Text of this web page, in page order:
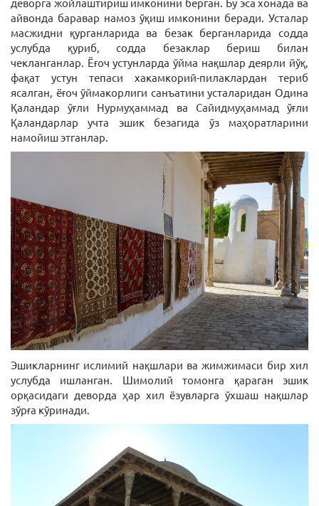
айвонда баравар намоз ўқиш имконини беради. Усталар
масжидни қурганларида ва безак берганларида содда
услубда қуриб, содда безаклар бериш билан
чекланганлар. Ёғоч устунларда ўйма нақшлар деярли йўқ,
фақат устун тепаси хакамкорий-пилаклардан териб
ясалган, ёғоч ўймакорлиги санъатини усталаридан Одина
Қаландар ўғли Нурмуҳаммад ва Сайидмуҳаммад ўғли
Қаландарлар учта эшик безагида ўз маҳоратларини
намойиш этганлар.
Эшикларнинг ислимий нақшлари ва жимжимаси бир хил
услубда ишланган. Шимолий томонга қараган эшик
орқасидаги деворда ҳар хил ёзувларга ўхшаш нақшлар
зўрға кўринади.